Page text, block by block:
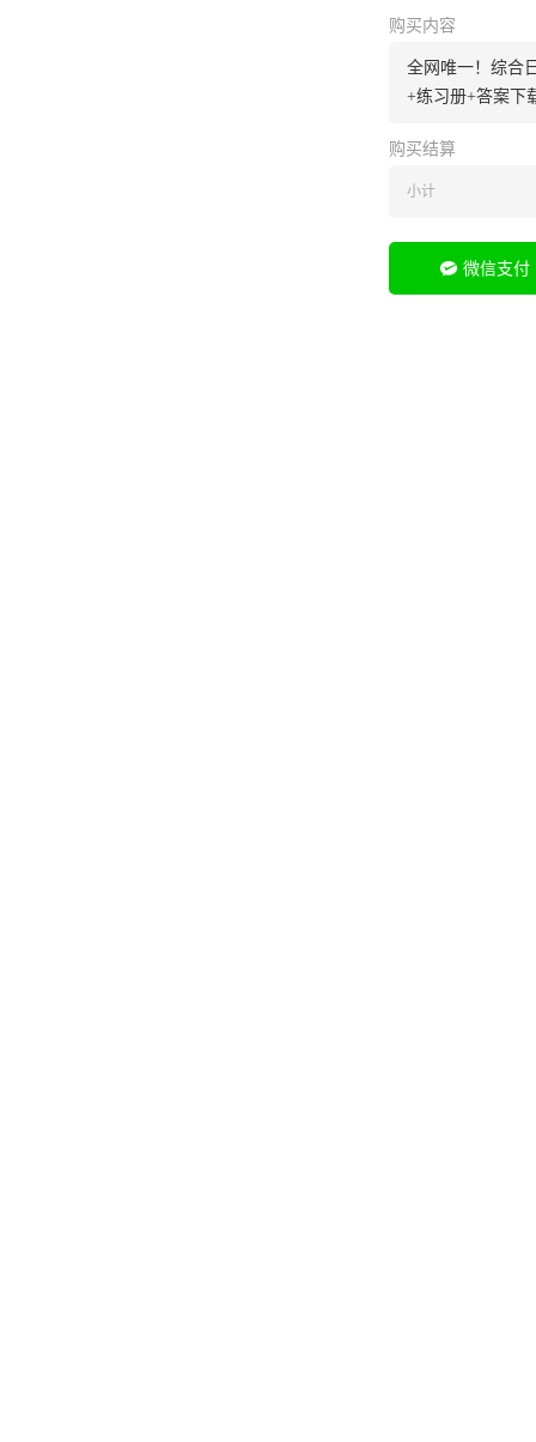
购买内容
全网唯一！综合
+练习册+答案下
购买结算
小计
微信支付